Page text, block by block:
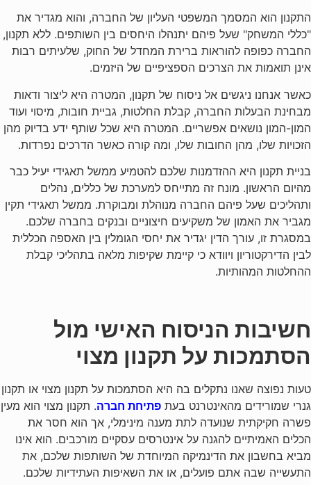
התקנון הוא המסמך המשפטי העליון של החברה, והוא מגדיר את
"כללי המשחק" שעל פיהם יתנהלו היחסים בין השותפים. ללא תקנון,
החברה כפופה להוראות ברירת המחדל של החוק, שלעיתים רבות
אינן תואמות את הצרכים הספציפיים של היזמים.
כאשר אנחנו ניגשים אל ניסוח של תקנון, המטרה היא ליצור ודאות
מבחינת הבעלות החברה, קבלת החלטות, גביית חובות, מיסוי ועוד
המון-המון נושאים אפשריים. המטרה היא שכל שותף ידע בדיוק מהן
הזכויות שלו, מהן החובות שלו, ומה קורה כאשר הדרכים נפרדות.
בניית תקנון היא ההזדמנות שלכם להטמיע ממשל תאגידי יעיל כבר
מהיום הראשון. מונח זה מתייחס למערכת של כללים, נהלים
ותהליכים שעל פיהם החברה מנוהלת ומבוקרת. ממשל תאגידי תקין
מגביר את האמון של משקיעים חיצוניים ובנקים בחברה שלכם.
במסגרת זו, עורך הדין יגדיר את יחסי הגומלין בין האספה הכללית
לבין הדירקטוריון ויוודא כי קיימת שקיפות מלאה בתהליכי קבלת
ההחלטות המהותיות.
חשיבות הניסוח האישי מול
הסתמכות על תקנון מצוי
טעות נפוצה שאנו נתקלים בה היא הסתמכות על תקנון מצוי או תקנון
גנרי שמורידים מהאינטרנט בעת פתיחת חברה. תקנון מצוי הוא מעין
פשרה חקיקתית שנועדה לתת מענה מינימלי, אך הוא חסר את
הכלים האמיתיים להגנה על אינטרסים עסקיים מורכבים. הוא אינו
מביא בחשבון את הדינמיקה המיוחדת של השותפות שלכם, את
התעשייה שבה אתם פועלים, או את השאיפות העתידיות שלכם.